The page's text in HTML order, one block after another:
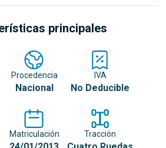
principales
Procedencia
Nacional
IVA
No Deducible
Matriculación Tracción